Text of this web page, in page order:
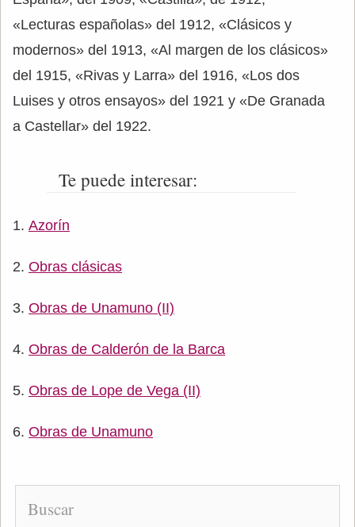
«Lecturas españolas» del 1912, «Clásicos y
modernos» del 1913, «Al margen de los clásicos»
del 1915, «Rivas y Larra» del 1916, «Los dos
Luises y otros ensayos» del 1921 y «De Granada
a Castellar» del 1922.
Te puede interesar:
Azorín
Obras clásicas
Obras de Unamuno (II)
Obras de Calderón de la Barca
Obras de Lope de Vega (II)
Obras de Unamuno
Buscar